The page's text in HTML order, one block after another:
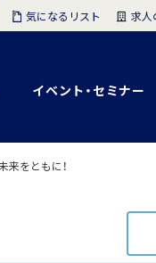
イベント・セミナー
気になるリスト 求人
をともに！